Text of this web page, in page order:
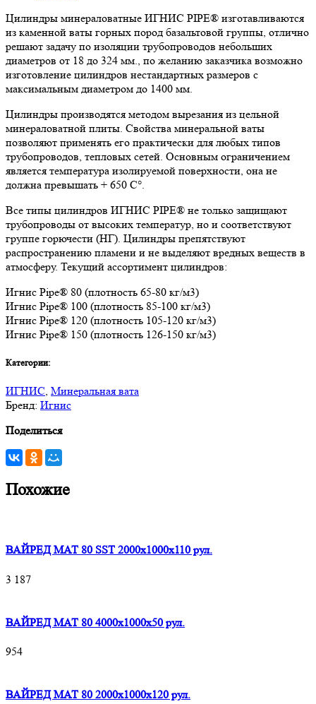
Цилиндры минераловатные ИГНИС PIPE® изготавливаются
из каменной ваты горных пород базальтовой группы, отлично
решают задачу по изоляции трубопроводов небольших
диаметров от 18 до 324 мм., по желанию заказчика возможно
изготовление цилиндров нестандартных размеров с
максимальным диаметром до 1400 мм.
Цилиндры производятся методом вырезания из цельной
минераловатной плиты. Свойства минеральной ваты
позволяют применять его практически для любых типов
трубопроводов, тепловых сетей. Основным ограничением
является температура изолируемой поверхности, она не
должна превышать + 650 C°.
Все типы цилиндров ИГНИС PIPE® не только защищают
трубопроводы от высоких температур, но и соответствуют
группе горючести (НГ). Цилиндры препятствуют
распространению пламени и не выделяют вредных веществ в
атмосферу. Текущий ассортимент цилиндров:
Игнис Pipe® 80 (плотность 65-80 кг/м3)
Игнис Pipe® 100 (плотность 85-100 кг/м3)
Игнис Pipe® 120 (плотность 105-120 кг/м3)
Игнис Pipe® 150 (плотность 126-150 кг/м3)
Категории:
ИГНИС, Минеральная вата
Бренд: Игнис
Поделиться
Похожие
ВАЙРЕД МАТ 80 SST 2000x1000x110 рул.
3 187
ВАЙРЕД МАТ 80 4000x1000x50 рул.
954
ВАЙРЕД МАТ 80 2000x1000x120 рул.